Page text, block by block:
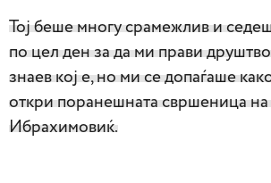
Тој беше многу срамежлив и
по цел ден за да ми прави
знаев кој е, но ми се допаѓаше
откри поранешната свршеница на
Ибрахимовиќ.